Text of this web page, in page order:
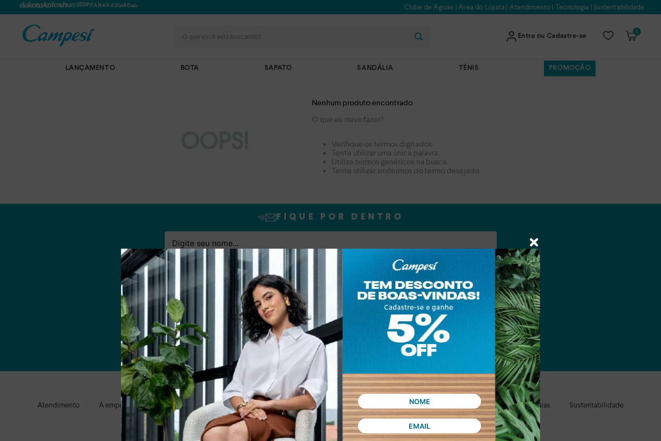
Clube de Águias |Área do Lojista | Atendimento| Tecnologia |Sustentabilidade
Entre ou Cadastre-se
0
LANÇAMENTO BOTA SAPATO SANDÁLIA TÊNIS PROMOÇÃO
Nenhum produto encontrado
O que eu devo fazer?
Verifique os termos digitados.
Tente utilizar uma única palavra.
Utilize termos genéricos na busca.
Tente utilizar sinônimos do termo desejado.
FIQUE POR DENTRO
Nome
Email
Ao clicar em ASSINAR declaro que concordo em receber novidades e promoções da Dakota e suas marcas.
Confira nossa
Política de privacidade
ASSINAR
Atendimento A empresa Condições gerais de compra Política de privacidade Troca e Devolução Vale Presente Clube de Águias Sustentabilidade